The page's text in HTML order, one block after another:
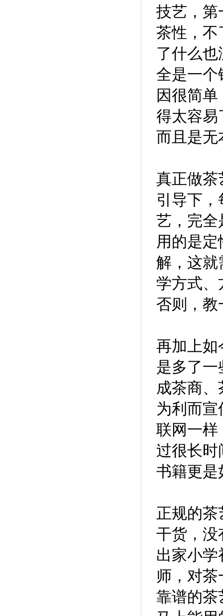
技艺，第
茶性，不
了什么
全是一个
因很简
得太容易
而且是无
真正做茶
引导下
艺，完全
用的是
解，这就
学方式、
否则，教
再加上如
是多了一
成茶商
为利而
联网一样
过很长时
书籍更是
正规的茶
干货，没
出家小
师，对
靠谱的茶